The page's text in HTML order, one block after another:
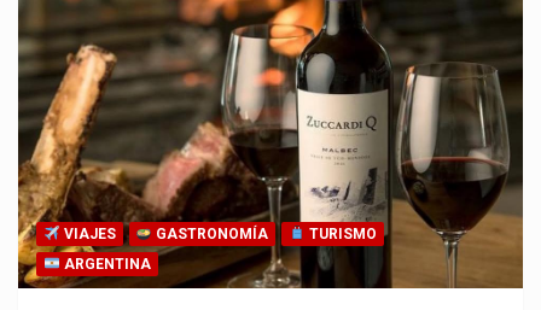
VIAJES GASTRONOMÍA
TURISMO
ARGENTINA